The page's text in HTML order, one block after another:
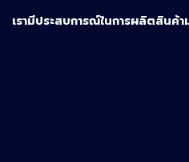
เรามีประสบการณ์ในการผลิตสินค้า